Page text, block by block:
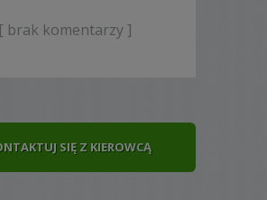
[ brak komentarzy ]
SIĘ Z KIEROWCĄ